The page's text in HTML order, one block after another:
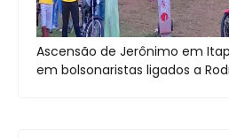
Ascensão de Jerônimo em
em bolsonaristas ligados a